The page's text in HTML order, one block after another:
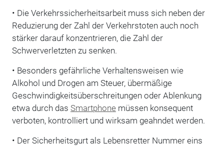
• Die Verkehrssicherheitsarbeit muss sich neben der
Reduzierung der Zahl der Verkehrstoten auch noch
stärker darauf konzentrieren, die Zahl der
Schwerverletzten zu senken.
• Besonders gefährliche Verhaltensweisen wie
Alkohol und Drogen am Steuer, übermäßige
Geschwindigkeitsüberschreitungen oder Ablenkung
etwa durch das Smartphone müssen konsequent
verboten, kontrolliert und wirksam geahndet werden.
• Der Sicherheitsgurt als Lebensretter Nummer eins